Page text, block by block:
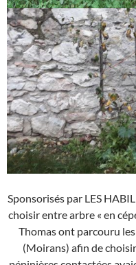
Sponsorisés par LES
choisir entre arbre « en
Thomas ont parcouru
(Moirans) afin de